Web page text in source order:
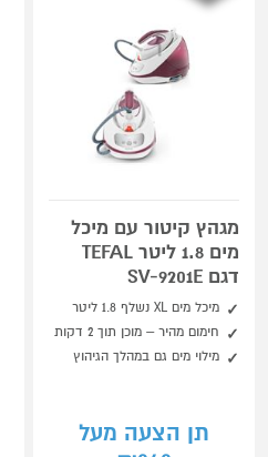
מגהץ קיטור עם מיכל
מים 1.8 ליטר TEFAL
דגם SV-9201E
מיכל מים XL נשלף 1.8 ליטר
חימום מהיר – מוכן תוך 2 דקות
מילוי מים גם במהלך הגיהוץ
תן הצעה מעל